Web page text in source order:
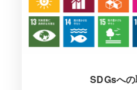
SDGsへ